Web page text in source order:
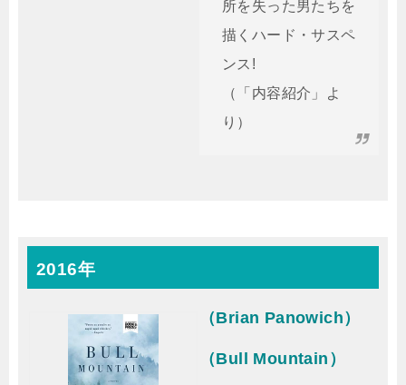
所を失った男たちを
描くハード・サスペ
ンス!
（「内容紹介」よ
り）
2016年
（Brian Panowich）
（Bull Mountain）